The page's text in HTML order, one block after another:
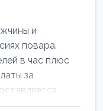
и
повара.
в час плюс
за